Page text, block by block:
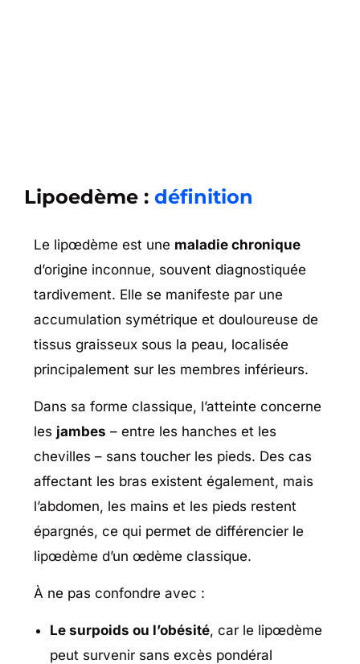
Lipoedème : définition
Le lipœdème est une maladie chronique
d’origine inconnue, souvent diagnostiquée
tardivement. Elle se manifeste par une
accumulation symétrique et douloureuse de
tissus graisseux sous la peau, localisée
principalement sur les membres inférieurs.
Dans sa forme classique, l’atteinte concerne
les jambes – entre les hanches et les
chevilles – sans toucher les pieds. Des cas
affectant les bras existent également, mais
l’abdomen, les mains et les pieds restent
épargnés, ce qui permet de différencier le
lipœdème d’un œdème classique.
À ne pas confondre avec :
Le surpoids ou l’obésité, car le lipœdème
peut survenir sans excès pondéral